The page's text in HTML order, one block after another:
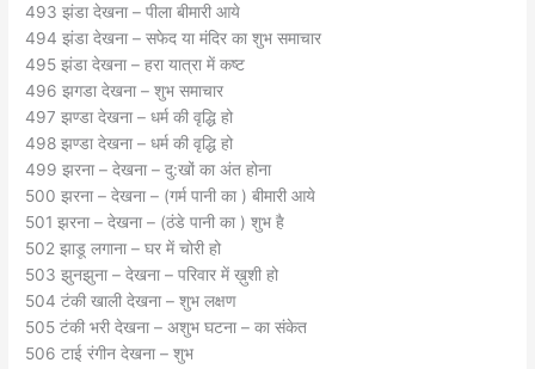
493 झंडा देखना – पीला बीमारी आये
494 झंडा देखना – सफेद या मंदिर का शुभ समाचार
495 झंडा देखना – हरा यात्रा में कष्ट
496 झगडा देखना – शुभ समाचार
497 झण्डा देखना – धर्म की वृद्धि हो
498 झण्डा देखना – धर्म की वृद्धि हो
499 झरना – देखना – दु:खों का अंत होना
500 झरना – देखना – (गर्म पानी का ) बीमारी आये
501 झरना – देखना – (ठंडे पानी का ) शुभ है
502 झाडू लगाना – घर में चोरी हो
503 झुनझुना – देखना – परिवार में ख़ुशी हो
504 टंकी खाली देखना – शुभ लक्षण
505 टंकी भरी देखना – अशुभ घटना – का संकेत
506 टाई रंगीन देखना – शुभ